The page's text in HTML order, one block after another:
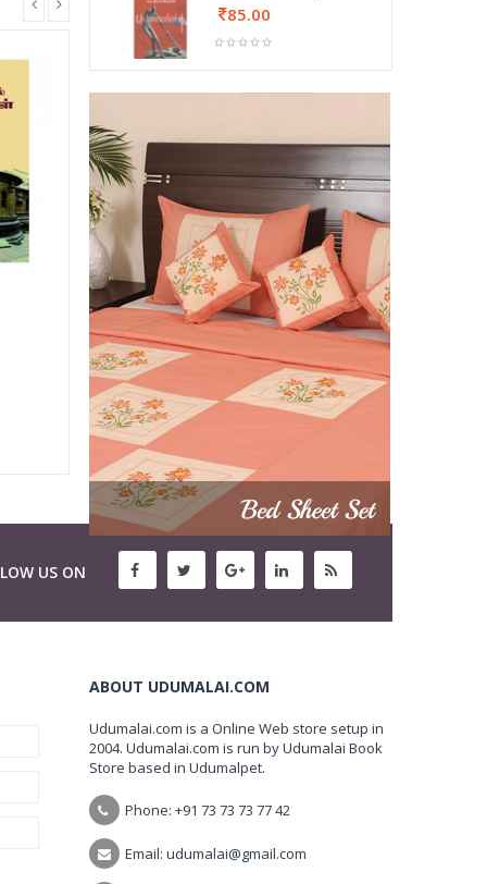
85.00
US ON
ABOUT UDUMALAI.COM
Udumalai.com is a Online Web store setup in
2004. Udumalai.com is run by Udumalai Book
Store based in Udumalpet.
Phone: +91 73 73 73 77 42
Email: udumalai@gmail.com